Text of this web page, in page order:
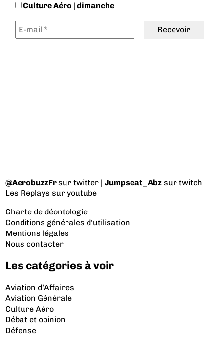
Culture Aéro | dimanche
@AerobuzzFrsur twitter |Jumpseat_Abz sur twitch
Les Replays sur youtube
Charte de déontologie
Conditions générales d'utilisation
Mentions légales
Nous contacter
Les catégories à voir
Aviation d’Affaires
Aviation Générale
Culture Aéro
Débat et opinion
Défense